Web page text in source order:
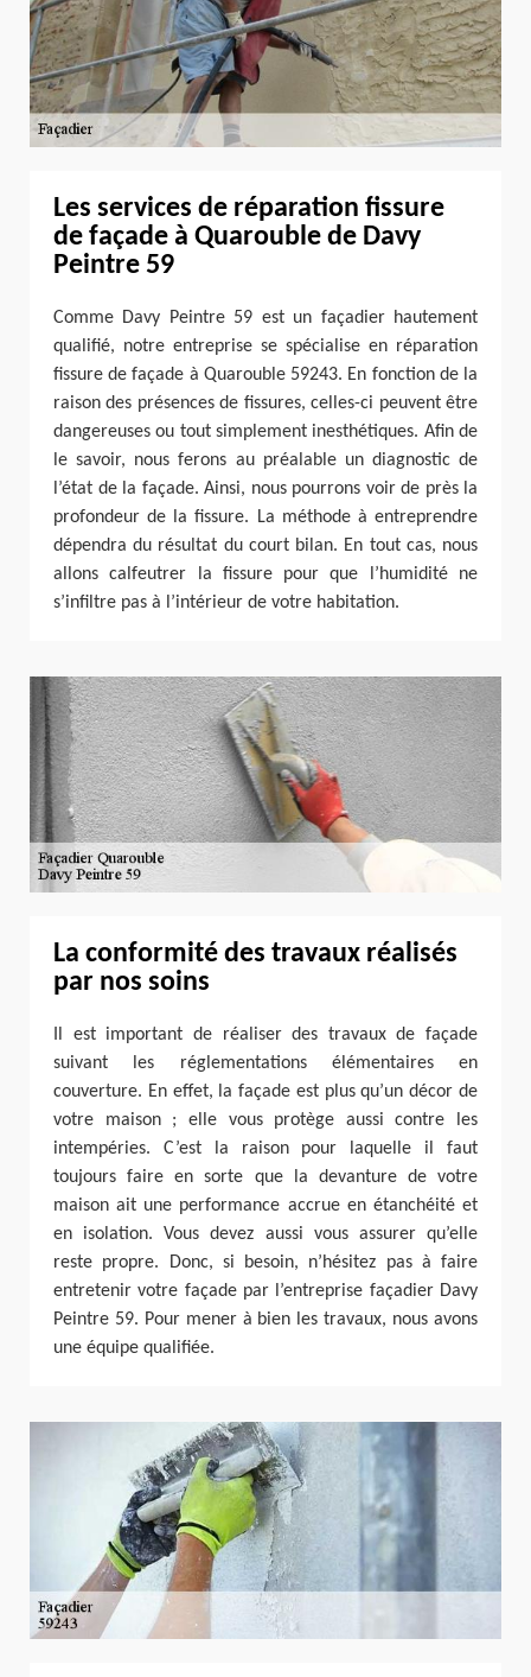
Les services de réparation fissure
de façade à Quarouble de Davy
Peintre 59
Comme Davy Peintre 59 est un façadier hautement
qualifié, notre entreprise se spécialise en réparation
fissure de façade à Quarouble 59243. En fonction de la
raison des présences de fissures, celles-ci peuvent être
dangereuses ou tout simplement inesthétiques. Afin de
le savoir, nous ferons au préalable un diagnostic de
l’état de la façade. Ainsi, nous pourrons voir de près la
profondeur de la fissure. La méthode à entreprendre
dépendra du résultat du court bilan. En tout cas, nous
allons calfeutrer la fissure pour que l’humidité ne
s’infiltre pas à l’intérieur de votre habitation.
La conformité des travaux réalisés
par nos soins
Il est important de réaliser des travaux de façade
suivant les réglementations élémentaires en
couverture. En effet, la façade est plus qu’un décor de
votre maison ; elle vous protège aussi contre les
intempéries. C’est la raison pour laquelle il faut
toujours faire en sorte que la devanture de votre
maison ait une performance accrue en étanchéité et
en isolation. Vous devez aussi vous assurer qu’elle
reste propre. Donc, si besoin, n’hésitez pas à faire
entretenir votre façade par l’entreprise façadier Davy
Peintre 59. Pour mener à bien les travaux, nous avons
une équipe qualifiée.